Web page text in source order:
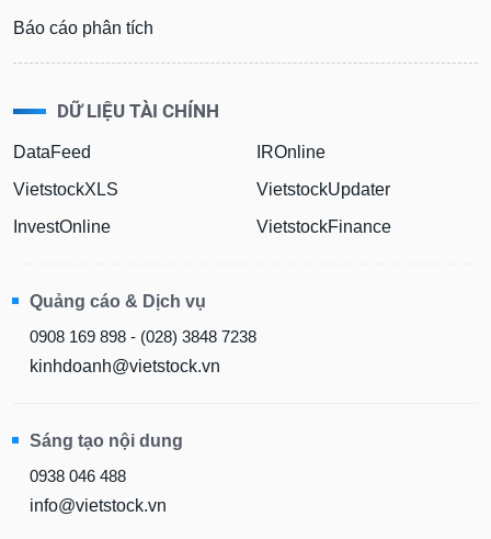
Báo cáo phân tích
DỮ LIỆU TÀI CHÍNH
DataFeed
VietstockXLS
InvestOnline
IROnline
VietstockUpdater
VietstockFinance
Quảng cáo & Dịch vụ
0908 169 898 - (028) 3848 7238
kinhdoanh@vietstock.vn
Sáng tạo nội dung
0938 046 488
info@vietstock.vn